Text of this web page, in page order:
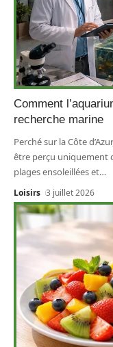
Comment
recherche marine
Perché sur la Côte
être perçu uniquement
plages ensoleillées et…
Loisirs 3 juillet 2026